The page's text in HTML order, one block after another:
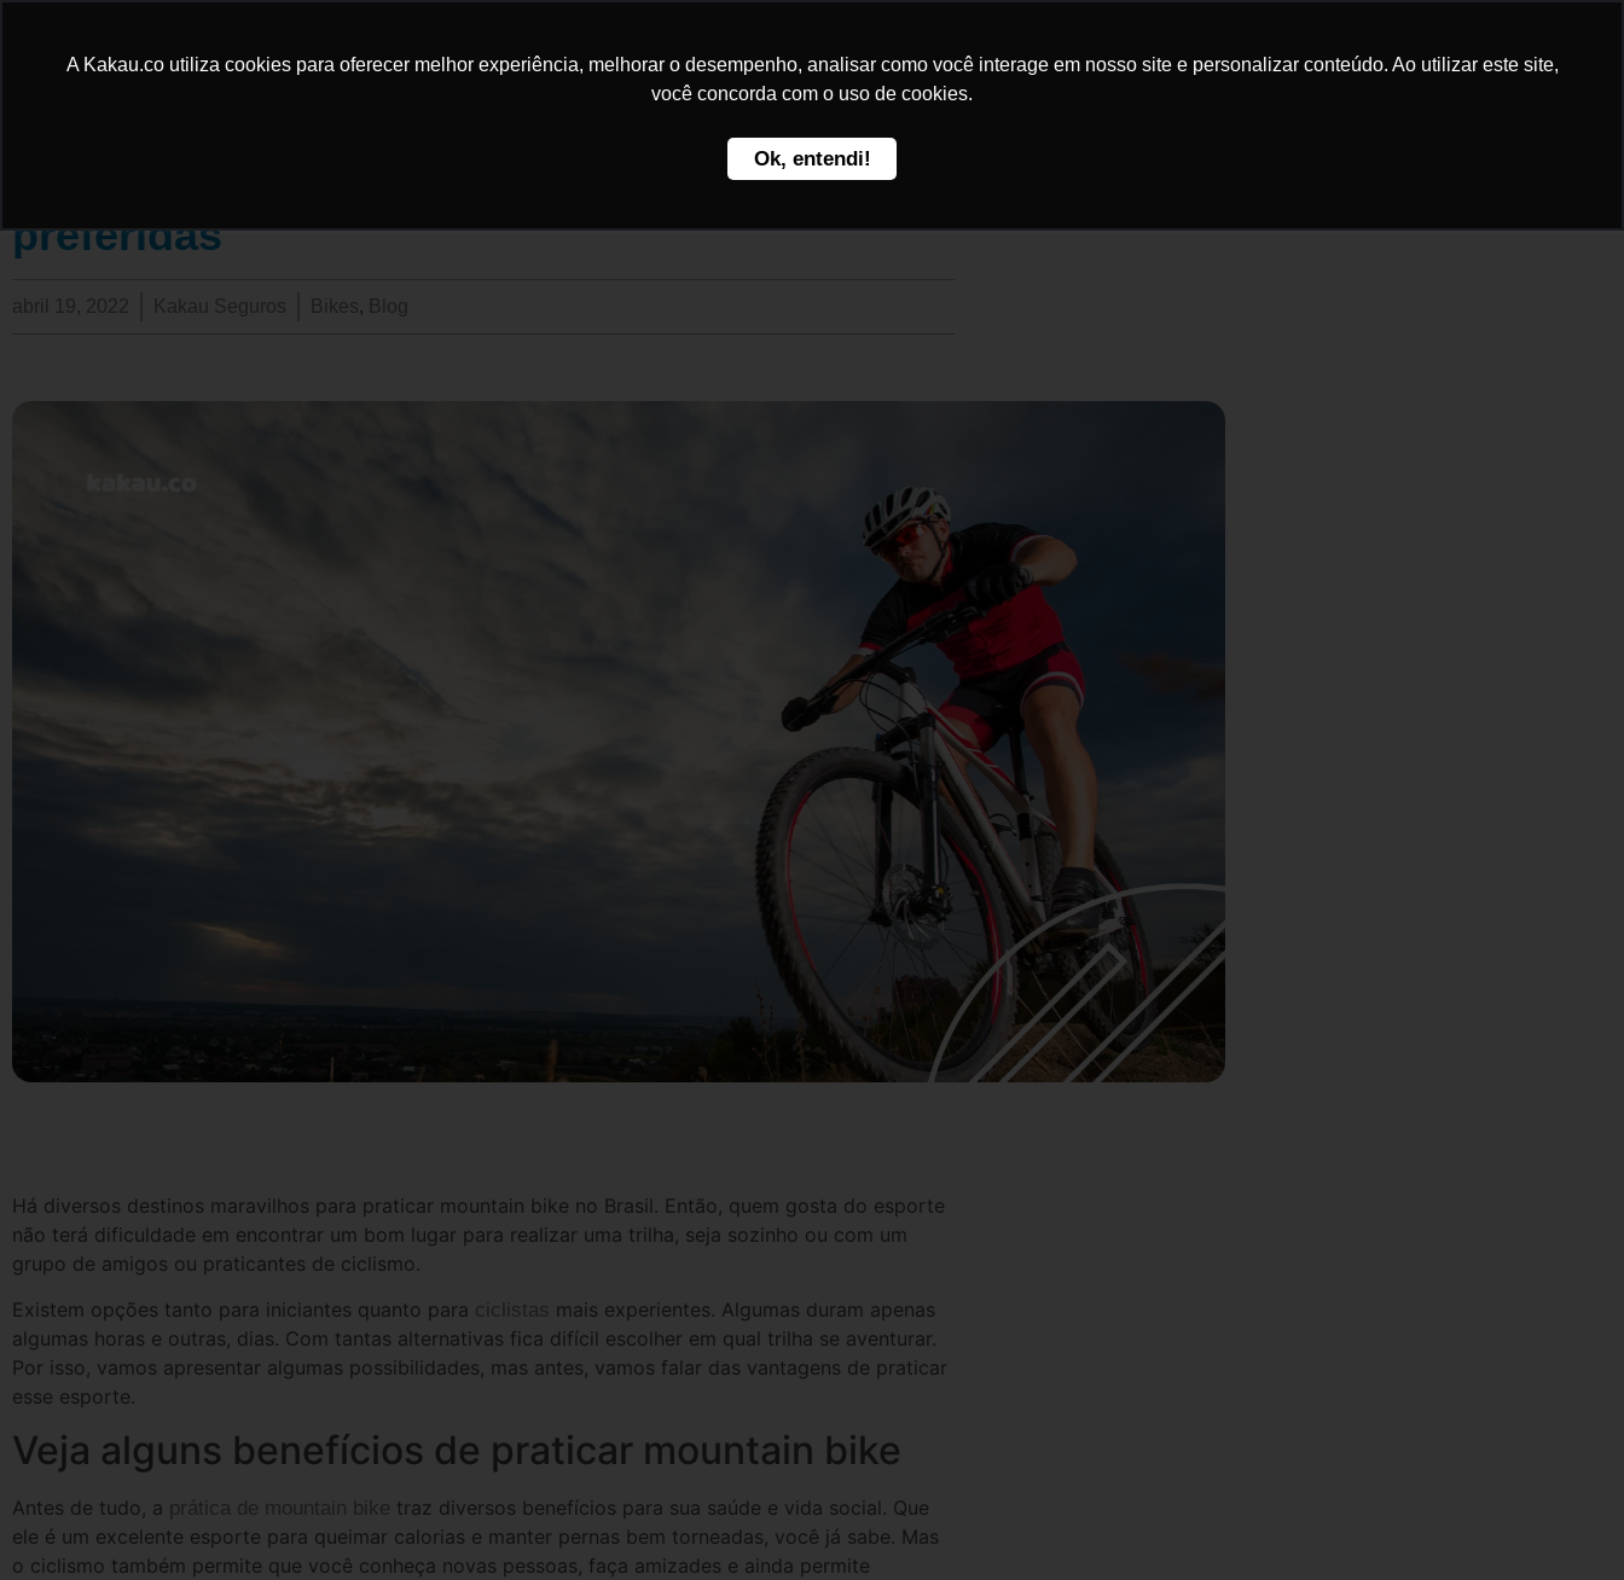
A Kakau.co utiliza cookies para oferecer melhor experiência, melhorar o desempenho, analisar como você interage em nosso site e personalizar conteúdo. Ao utilizar este site,
você concorda com o uso de cookies.
Ok, entendi!
Mountain Bike no Brasil: veja as 6 trilhas
preferidas
abril 19, 2022 Kakau Seguros Bikes, Blog
Há diversos destinos maravilhos para praticar mountain bike no Brasil. Então, quem gosta do esporte
não terá dificuldade em encontrar um bom lugar para realizar uma trilha, seja sozinho ou com um
grupo de amigos ou praticantes de ciclismo.
Existem opções tanto para iniciantes quanto para ciclistas mais experientes. Algumas duram apenas
algumas horas e outras, dias. Com tantas alternativas fica difícil escolher em qual trilha se aventurar.
Por isso, vamos apresentar algumas possibilidades, mas antes, vamos falar das vantagens de praticar
esse esporte.
Veja alguns benefícios de praticar mountain bike
Antes de tudo, a prática de mountain bike traz diversos benefícios para sua saúde e vida social. Que
ele é um excelente esporte para queimar calorias e manter pernas bem torneadas, você já sabe. Mas
o ciclismo também permite que você conheça novas pessoas, faça amizades e ainda permite